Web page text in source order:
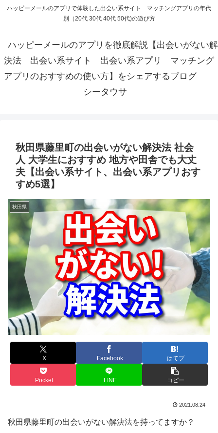
ハッピーメールのアプリで体験した出会い系サイト マッチングアプリの年代
別（20代 30代 40代 50代)の遊び方
ハッピーメールのアプリを徹底解説【出会いがない解
決法 出会い系サイト 出会い系アプリ マッチング
アプリのおすすめの使い方】をシェアするブログ
シータウサ
秋田県藤里町の出会いがない解決法 社会
人 大学生におすすめ 地方や田舎でも大丈
夫【出会い系サイト、出会い系アプリおす
すめ5選】
秋田県
X Facebook はてブ
Pocket LINE コピー
2021.08.24
秋田県藤里町の出会いがない解決法を持ってますか？